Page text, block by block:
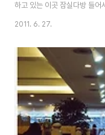
하고 있는 이곳 잠실다방 들어
흔히들 별다방, 콩다방이라고
있는 그림액자를 미쳐 찍질
은 편입니다. 커피를 정말 즐
좌측에 1Kg짜리 로스팅 기계
로 이루어져 있습니다. 카운
인용 입식의자가 세 ..
2011. 6. 27.